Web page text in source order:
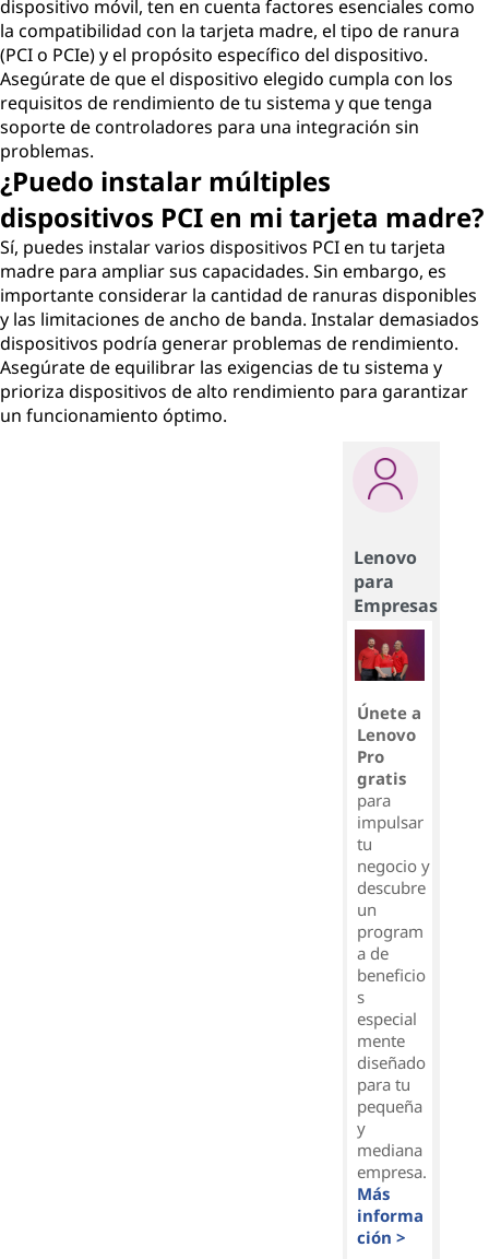
dispositivo móvil, ten en cuenta factores esenciales como
la compatibilidad con la tarjeta madre, el tipo de ranura
(PCI o PCIe) y el propósito específico del dispositivo.
Asegúrate de que el dispositivo elegido cumpla con los
requisitos de rendimiento de tu sistema y que tenga
soporte de controladores para una integración sin
problemas.
¿Puedo instalar múltiples
dispositivos PCI en mi tarjeta madre?
Sí, puedes instalar varios dispositivos PCI en tu tarjeta
madre para ampliar sus capacidades. Sin embargo, es
importante considerar la cantidad de ranuras disponibles
y las limitaciones de ancho de banda. Instalar demasiados
dispositivos podría generar problemas de rendimiento.
Asegúrate de equilibrar las exigencias de tu sistema y
prioriza dispositivos de alto rendimiento para garantizar
un funcionamiento óptimo.
Lenovo
para
Empresas
Únete a
Lenovo
Pro
gratis
para
impulsar
tu
negocio y
descubre
un
program
a de
beneficio
s
especial
mente
diseñado
para tu
pequeña
y
mediana
empresa.
Más
informa
ción >